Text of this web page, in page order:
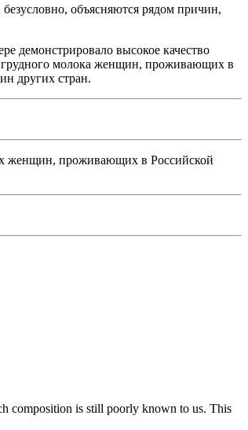
объясняются рядом причин,
демонстрировало высокое качество
грудного молока женщин, проживающих в
других стран.
женщин, проживающих в Российской
composition is still poorly known to us. This